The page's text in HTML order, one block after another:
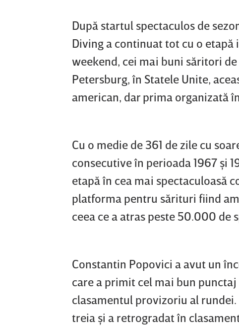
După startul spectaculos de
Diving a continuat tot cu o etapă
weekend, cei mai buni săritori
Petersburg, în Statele Unite,
american, dar prima organizată
Cu o medie de 361 de zile cu
consecutive în perioada 1967 şi
etapă în cea mai spectaculoasă
platforma pentru sărituri fiind
ceea ce a atras peste 50.000 de
Constantin Popovici a avut un
care a primit cel mai bun
clasamentul provizoriu al
treia şi a retrogradat în